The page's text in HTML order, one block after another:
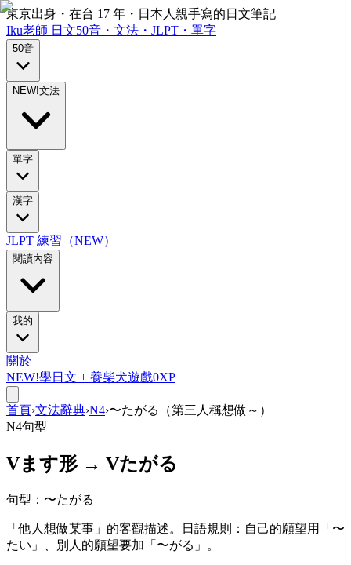
東京出身・在台 17 年・日本人親手寫的日文筆記
Iku老師 日文50音・文法・JLPT・單字
50音
NEW!文法
單字
漢字
JLPT 練習（NEW）
閱讀內容
我的
關於
NEW!學日文 + 養柴犬遊戲0XP
首頁›文法辭典›N4›〜たがる（第三人稱想做～）
N4句型
Vます形 → Vたがる
句型 ： 〜たがる
「他人想做某事」的客觀描述。日語規則：自己的願望用「〜
たい」、別人的願望要加「〜がる」。